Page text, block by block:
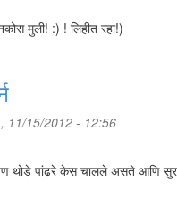
मुली! :) ! लिहीत रहा!)
11/15/2012 - 12:56
थोडे पांढरे केस चालले असते आणि